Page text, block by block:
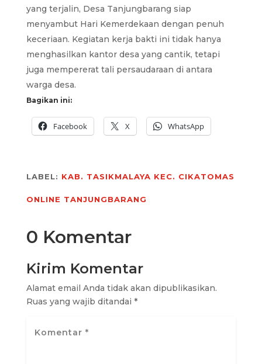
yang terjalin, Desa Tanjungbarang siap
menyambut Hari Kemerdekaan dengan penuh
keceriaan. Kegiatan kerja bakti ini tidak hanya
menghasilkan kantor desa yang cantik, tetapi
juga mempererat tali persaudaraan di antara
warga desa.
Bagikan ini:
Facebook X WhatsApp
LABEL: KAB. TASIKMALAYA KEC. CIKATOMAS
ONLINE TANJUNGBARANG
0 Komentar
Kirim Komentar
Alamat email Anda tidak akan dipublikasikan.
Ruas yang wajib ditandai *